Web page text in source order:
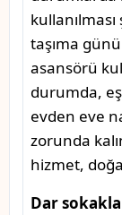
taşıma
asansörü
durumda,
evden eve
zorunda
hizmet,
Dar